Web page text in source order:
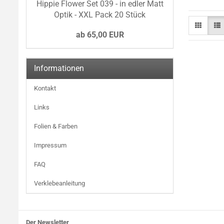
Hippie Flower Set 039 - in edler Matt
Optik - XXL Pack 20 Stück
ab 65,00 EUR
Informationen
Kontakt
Links
Folien & Farben
Impressum
FAQ
Verklebeanleitung
Der Newsletter